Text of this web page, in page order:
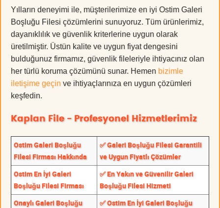
Yılların deneyimi ile, müşterilerimize en iyi Ostim Galeri
Boşluğu Filesi çözümlerini sunuyoruz. Tüm ürünlerimiz,
dayanıklılık ve güvenlik kriterlerine uygun olarak
üretilmiştir. Üstün kalite ve uygun fiyat dengesini
bulduğunuz firmamız, güvenlik fileleriyle ihtiyacınız olan
her türlü koruma çözümünü sunar. Hemen bizimle
iletişime geçin ve ihtiyaçlarınıza en uygun çözümleri
keşfedin.
Kaplan File - Profesyonel Hizmetlerimiz
Ostim Galeri Boşluğu
Filesi Firması Hakkında
✅ Galeri Boşluğu Filesi Garantili
ve Uygun Fiyatlı Çözümler
Ostim En İyi Galeri
Boşluğu Filesi Firması
✅ En Yakın ve Güvenilir Galeri
Boşluğu Filesi Hizmeti
Onaylı Galeri Boşluğu
✅ Ostim En İyi Galeri Boşluğu